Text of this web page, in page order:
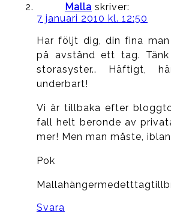
Malla skriver:
7 januari 2010 kl. 12:50
Har följt dig, din fina
på avstånd ett tag.
storasyster.. Häftigt,
underbart!
Vi är tillbaka efter
fall helt beronde av
mer! Men man måste,
Pok
Svara